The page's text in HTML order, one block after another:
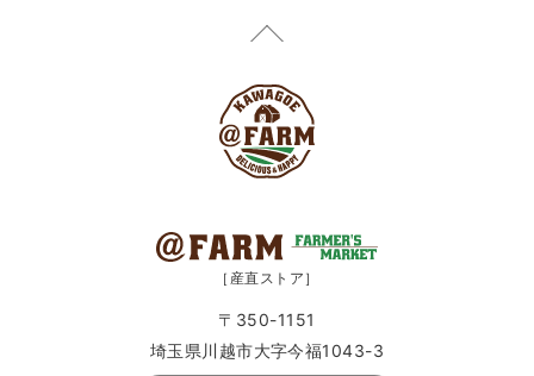
［産直ストア］
〒350-1151
埼玉県川越市大字今福1043-3